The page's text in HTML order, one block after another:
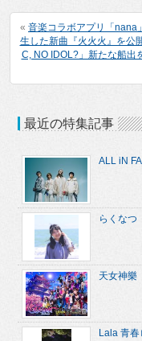
« 音楽コラボアプリ「nana
生した新曲『火火火』を公
C, NO IDOL?」新たな船出
最近の特集記事
ALL iN
らくなつ
天女神樂
Lala 青